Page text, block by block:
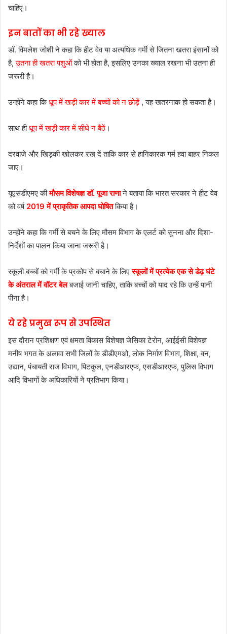
चाहिए।
इन बातों का भी रहे ख्याल
डॉ. विमलेश जोशी ने कहा कि हीट वेव या अत्यधिक गर्मी से जितना खतरा इंसानों को
है,उतना ही खतरा पशुओंको भी होता है, इसलिए उनका ख्याल रखना भी उतना ही
जरूरी है।
उन्होंने कहा किधूप में खड़ी कार में बच्चों को न छोड़ें, यह खतरनाक हो सकता है।
साथ हीधूप में खड़ी कार में सीधे न बैठें।
दरवाजे और खिड़की खोलकर रख दें ताकि कार से हानिकारक गर्म हवा बाहर निकल
जाए।
यूएसडीएमए कीमौसम विशेषज्ञ डॉ. पूजा राणाने बताया कि भारत सरकार ने हीट वेव
को वर्ष 2019 में प्राकृतिक आपदा घोषितकिया है।
उन्होंने कहा कि गर्मी से बचने के लिए मौसम विभाग के एलर्ट को सुनना और दिशा-
निर्देशों का पालन किया जाना जरूरी है।
स्कूली बच्चों को गर्मी के प्रकोप से बचाने के लिएस्कूलों में प्रत्येक एक से डेढ़ घंटे
के अंतराल में वॉटर बेल बजाई जानी चाहिए, ताकि बच्चों को याद रहे कि उन्हें पानी
पीना है।
ये रहे प्रमुख रूप से उपस्थित
इस दौरान प्रशिक्षण एवं क्षमता विकास विशेषज्ञ जेसिका टेरोन, आईईसी विशेषज्ञ
मनीष भगत के अलावा सभी जिलों के डीडीएमओ, लोक निर्माण विभाग, शिक्षा, वन,
उद्यान, पंचायती राज विभाग, पिटकुल, एनडीआरएफ, एसडीआरएफ, पुलिस विभाग
आदि विभागों के अधिकारियों ने प्रतिभाग किया।